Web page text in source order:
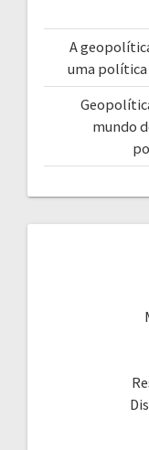
A
uma
mundo